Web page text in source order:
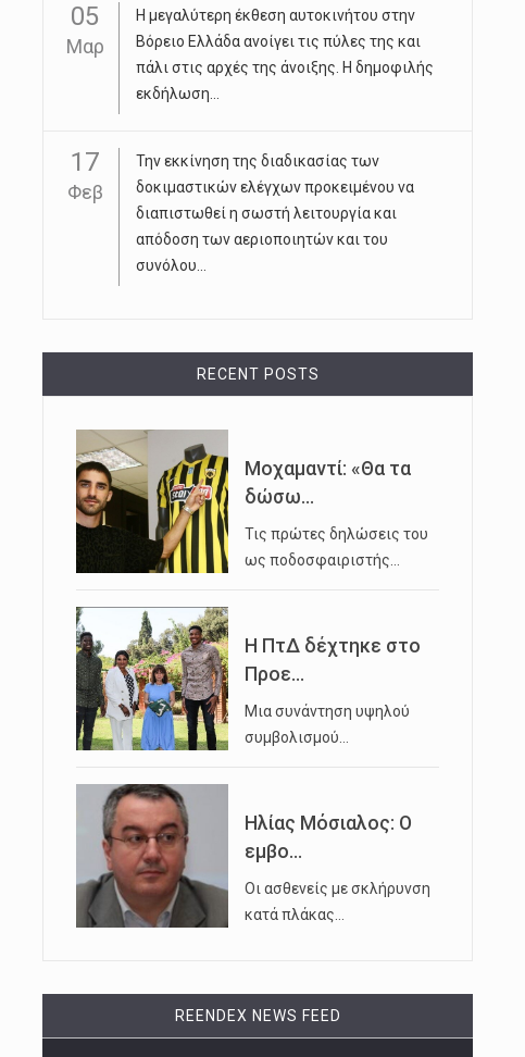
05
Μαρ
Η μεγαλύτερη έκθεση αυτοκινήτου στην
Βόρειο Ελλάδα ανοίγει τις πύλες της και
πάλι στις αρχές της άνοιξης. Η δημοφιλής
εκδήλωση...
17
Φεβ
Την εκκίνηση της διαδικασίας των
δοκιμαστικών ελέγχων προκειμένου να
διαπιστωθεί η σωστή λειτουργία και
απόδοση των αεριοποιητών και του
συνόλου...
RECENT POSTS
Μοχαμαντί: «Θα τα
δώσω...
Τις πρώτες δηλώσεις του
ως ποδοσφαιριστής…
Η ΠτΔ δέχτηκε στο
Προε...
Μια συνάντηση υψηλού
συμβολισμού…
Ηλίας Μόσιαλος: Ο
εμβο...
Οι ασθενείς με σκλήρυνση
κατά πλάκας…
REENDEX NEWS FEED